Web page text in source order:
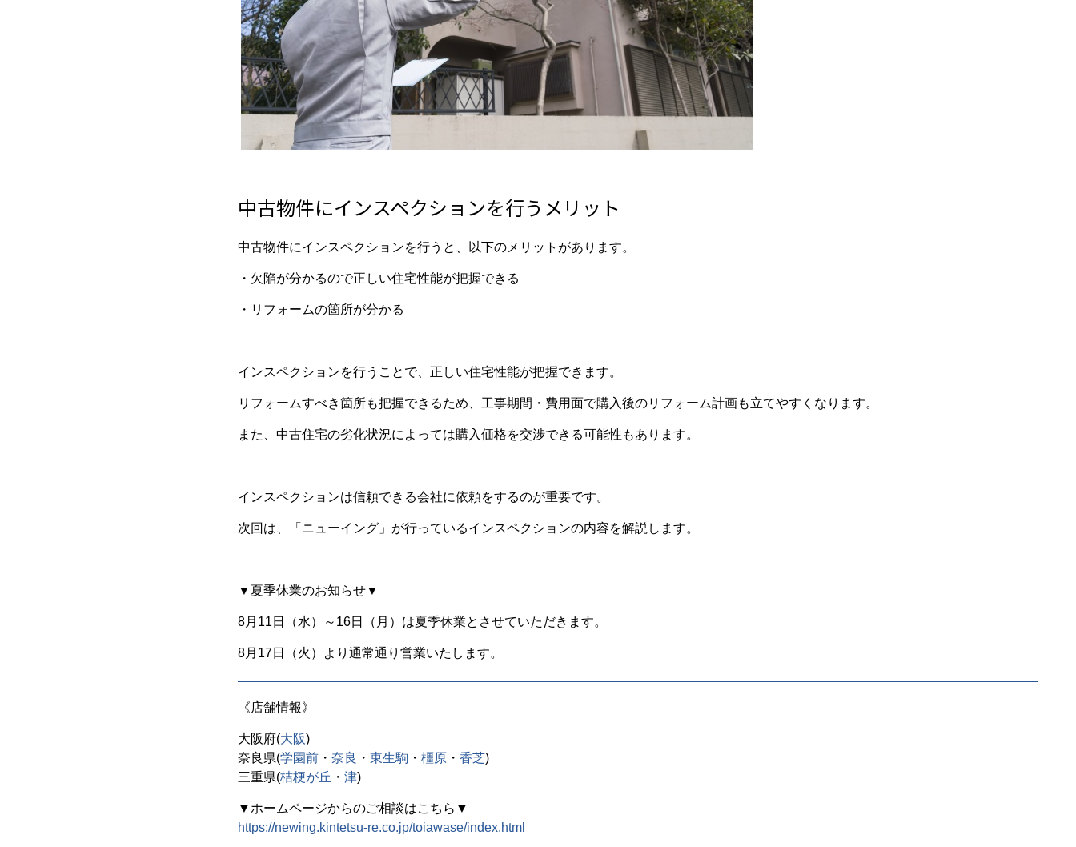
中古物件にインスペクションを行うメリット
中古物件にインスペクションを行うと、以下のメリットがあります。
・欠陥が分かるので正しい住宅性能が把握できる
・リフォームの箇所が分かる
インスペクションを行うことで、正しい住宅性能が把握できます。
リフォームすべき箇所も把握できるため、工事期間・費用面で購入後のリフォーム計画も立てやすくなります。
また、中古住宅の劣化状況によっては購入価格を交渉できる可能性もあります。
インスペクションは信頼できる会社に依頼をするのが重要です。
次回は、「ニューイング」が行っているインスペクションの内容を解説します。
▼夏季休業のお知らせ▼
8月11日（水）～16日（月）は夏季休業とさせていただきます。
8月17日（火）より通常通り営業いたします。
《店舗情報》
大阪府(大阪)
奈良県(学園前 ・ 奈良 ・ 東生駒 ・ 橿原 ・ 香芝)
三重県(桔梗が丘 ・ 津)
▼ホームページからのご相談はこちら▼
https://newing.kintetsu-re.co.jp/toiawase/index.html